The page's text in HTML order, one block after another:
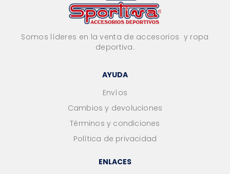
Somos líderes en la venta de accesorios y ropa
deportiva.
AYUDA
Envíos
Cambios y devoluciones
Términos y condiciones
Política de privacidad
ENLACES